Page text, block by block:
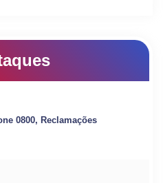
0800, Reclamações